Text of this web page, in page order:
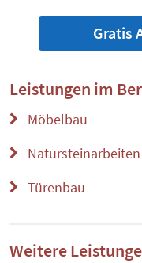
Gratis
Leistungen im
Möbelbau
Natursteinarbeiten
Türenbau
Weitere